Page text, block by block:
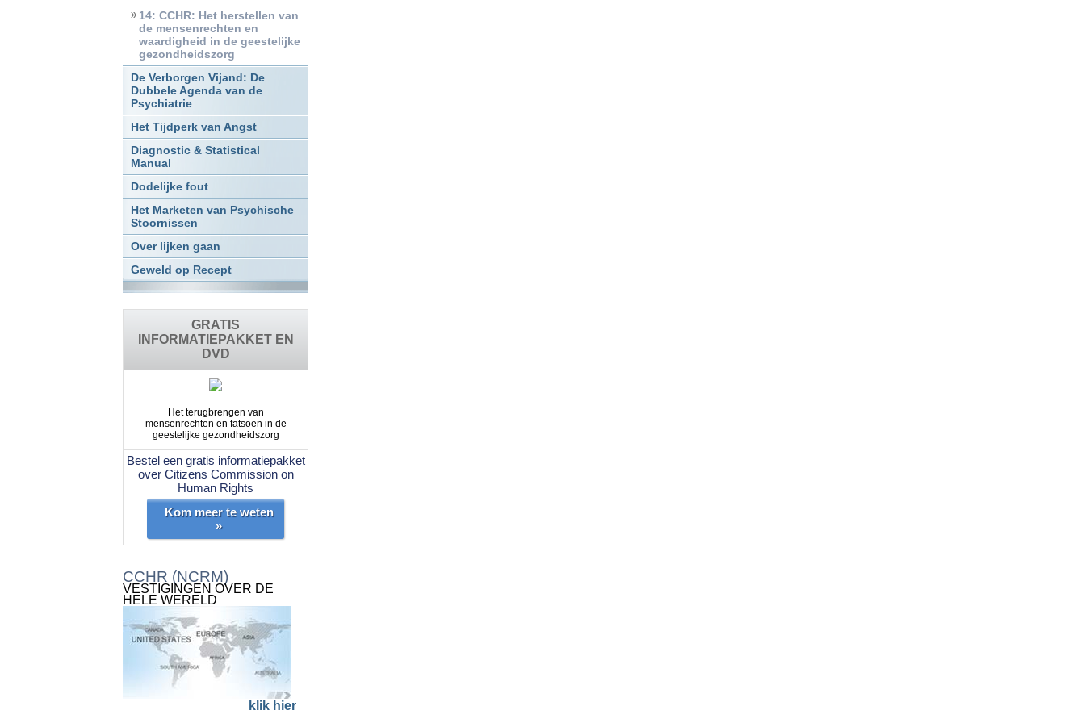
14: CCHR: Het herstellen van
de mensenrechten en
waardigheid in de geestelijke
gezondheidszorg
De Verborgen Vijand: De
Dubbele Agenda van de
Psychiatrie
Het Tijdperk van Angst
Diagnostic & Statistical
Manual
Dodelijke fout
Het Marketen van Psychische
Stoornissen
Over lijken gaan
Geweld op Recept
GRATIS
INFORMATIEPAKKET EN
DVD
Het terugbrengen van
mensenrechten en fatsoen in de
geestelijke gezondheidszorg
Bestel een gratis informatiepakket
over Citizens Commission on
Human Rights
Kom meer te weten
»
CCHR (NCRM)
VESTIGINGEN OVER DE
HELE WERELD
klik hier